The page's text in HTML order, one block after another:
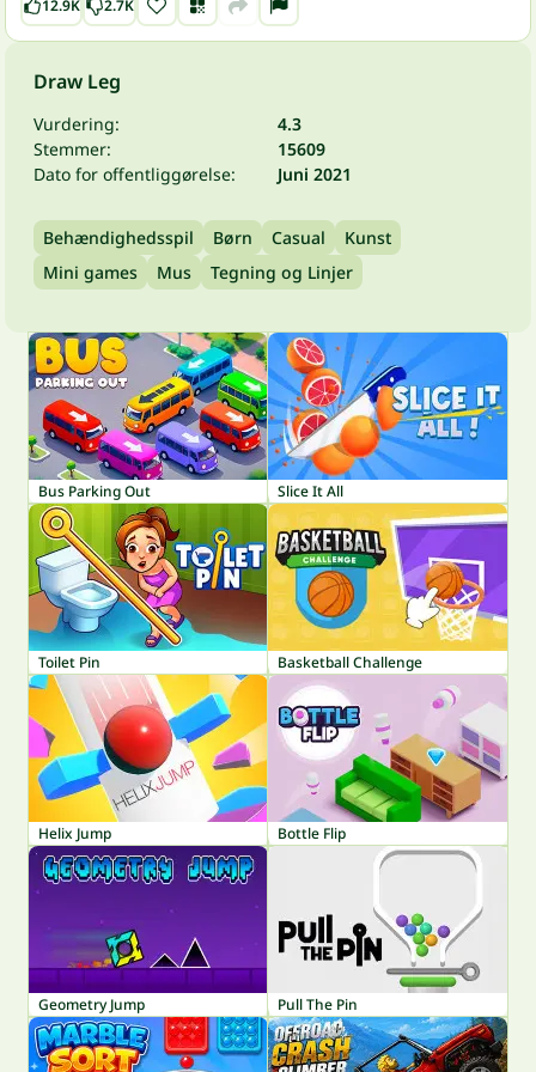
12.9K 2.7K
Draw Leg
Vurdering:
4.3
Stemmer:
15609
Dato for offentliggørelse:
Juni 2021
Behændighedsspil Børn Casual
Kunst
Mini games
Mus Tegning og Linjer
Bus Parking Out Slice It All
Toilet Pin Basketball Challenge
Helix Jump Bottle Flip
Geometry Jump Pull The Pin